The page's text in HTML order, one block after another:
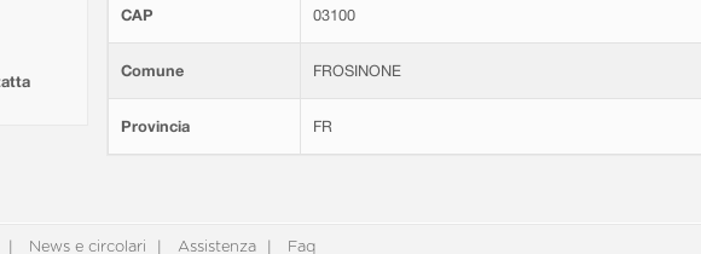
CAP 03100
Comune FROSINONE
Provincia FR
News e circolari Assistenza Faq